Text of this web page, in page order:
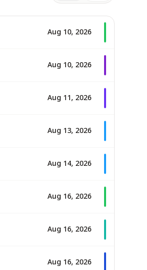
Aug 10, 2026
Aug 10, 2026
Aug 11, 2026
Aug 13, 2026
Aug 14, 2026
Aug 16, 2026
Aug 16, 2026
Aug 16, 2026